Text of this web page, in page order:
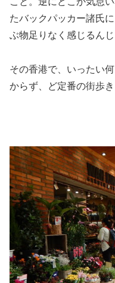
たバックパッカー諸氏
ぶ物足りなく感じるん
その香港で、いったい
からず、ど定番の街歩